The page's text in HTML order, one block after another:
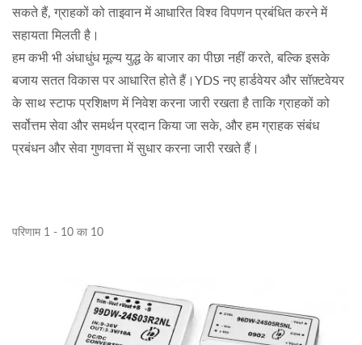
सकते हैं, ग्राहकों को ताइवान में आधारित विश्व विपणन प्रबंधित करने में
सहायता मिलती है।
हम कभी भी अंधाधुंध मूल्य युद्ध के बाजार का पीछा नहीं करते, बल्कि इसके
बजाय सतत विकास पर आधारित होते हैं।YDS नए हार्डवेयर और सॉफ़्टवेयर
के साथ स्टाफ प्रशिक्षण में निवेश करना जारी रखता है ताकि ग्राहकों को
सर्वोत्तम सेवा और समर्थन प्रदान किया जा सके, और हम ग्राहक संबंध
प्रबंधन और सेवा गुणवत्ता में सुधार करना जारी रखते हैं।
परिणाम 1 - 10 का 10